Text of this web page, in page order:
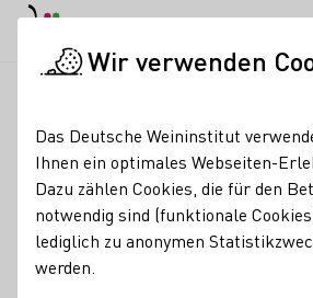
Weingut
Deutschherrenhof
Kontakt
Wir verwenden
Das Deutsche Weininstitut
Ihnen ein optimales Webseiten-
Dazu zählen Cookies, die für den
notwendig sind (funktionale
lediglich zu anonymen
werden.